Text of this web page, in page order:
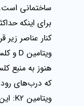
ساختمانی است.
برای اینکه
کنار عناصر زیر
ویتامین D و کلسیم:
که درب‌های
ویتامین K2: